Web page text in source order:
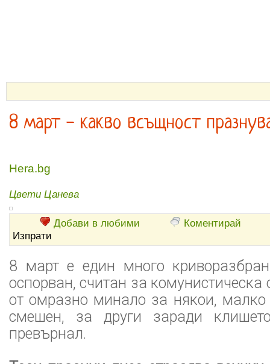
8 март - какво всъщност
Hera.bg
Цвети Цанева
Добави в любими
Коментирай
Изпрати
8 март е един много
оспорван, считан за комунистическа
от омразно минало за някои, малко
смешен, за други заради
превърнал.